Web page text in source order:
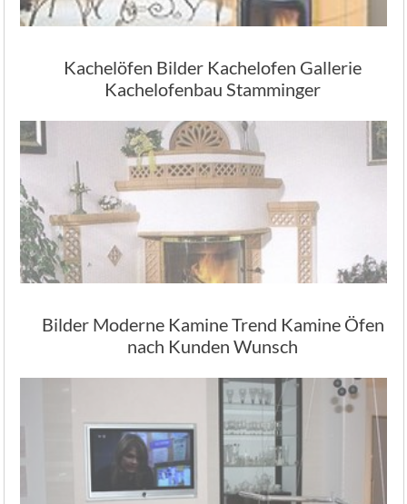
Kachelöfen Bilder Kachelofen Gallerie
Kachelofenbau Stamminger
Bilder Moderne Kamine Trend Kamine Öfen
nach Kunden Wunsch